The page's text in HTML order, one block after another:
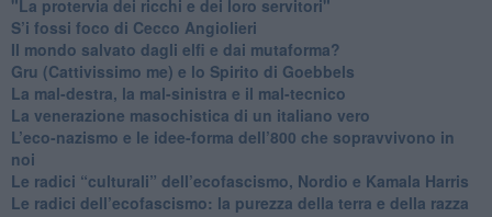
"La protervia dei ricchi e dei loro servitori"
S’i fossi foco di Cecco Angiolieri
​Il mondo salvato dagli elfi e dai mutaforma?
Gru (Cattivissimo me) e lo Spirito di Goebbels
​La mal-destra, la mal-sinistra e il mal-tecnico
​La venerazione masochistica di un italiano vero
​L’eco-nazismo e le idee-forma dell’800 che sopravvivono in
noi
​Le radici “culturali” dell’ecofascismo, Nordio e Kamala Harris
Le radici dell’ecofascismo: la purezza della terra e della razza